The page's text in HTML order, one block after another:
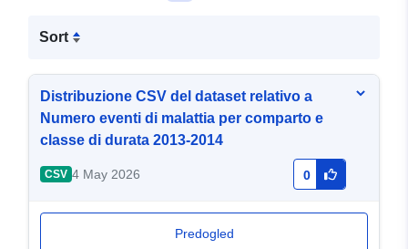
Sort
Distribuzione CSV del dataset relativo a
Numero eventi di malattia per comparto e
classe di durata 2013-2014
CSV 4 May 2026 0
Predogled